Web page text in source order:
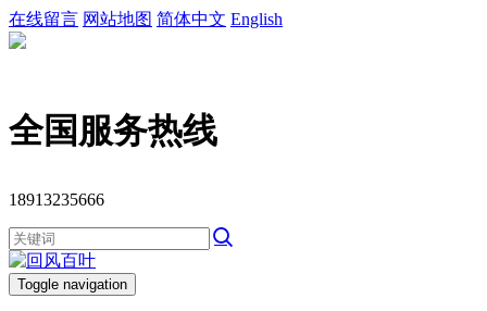
在线留言 网站地图 简体中文 English
全国服务热线
18913235666
Toggle navigation